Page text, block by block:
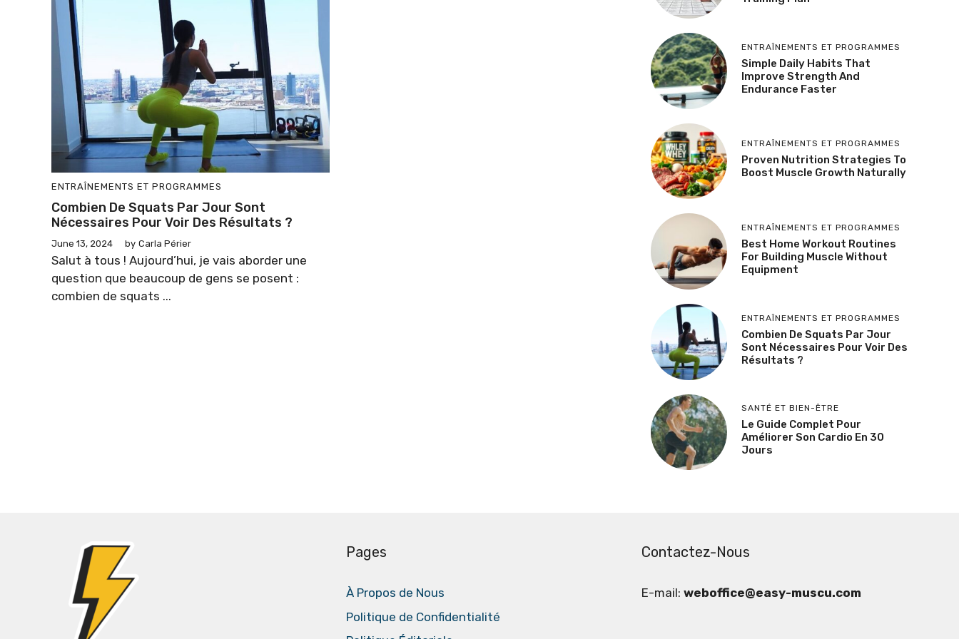
ENTRAÎNEMENTS ET PROGRAMMES
Combien De Squats Par Jour Sont
Nécessaires Pour Voir Des Résultats ?
June 13, 2024 by Carla Périer
Salut à tous ! Aujourd’hui, je vais aborder une
question que beaucoup de gens se posent :
combien de squats ...
ENTRAÎNEMENTS ET PROGRAMMES
Simple Daily Habits That
Improve Strength And
Endurance Faster
ENTRAÎNEMENTS ET PROGRAMMES
Proven Nutrition Strategies To
Boost Muscle Growth Naturally
ENTRAÎNEMENTS ET PROGRAMMES
Best Home Workout Routines
For Building Muscle Without
Equipment
ENTRAÎNEMENTS ET PROGRAMMES
Combien De Squats Par Jour
Sont Nécessaires Pour Voir Des
Résultats ?
SANTÉ ET BIEN-ÊTRE
Le Guide Complet Pour
Améliorer Son Cardio En 30
Jours
Pages
À Propos de Nous
Politique de Confidentialité
Contactez-Nous
E-mail: weboffice@easy-muscu.com